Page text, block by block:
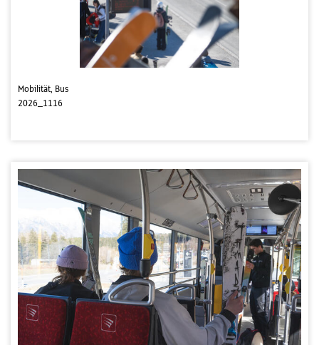
Mobilität, Bus
2026_1116